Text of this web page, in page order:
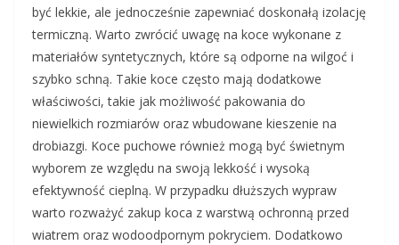
być lekkie, ale jednocześnie zapewniać doskonałą izolację
termiczną. Warto zwrócić uwagę na koce wykonane z
materiałów syntetycznych, które są odporne na wilgoć i
szybko schną. Takie koce często mają dodatkowe
właściwości, takie jak możliwość pakowania do
niewielkich rozmiarów oraz wbudowane kieszenie na
drobiazgi. Koce puchowe również mogą być świetnym
wyborem ze względu na swoją lekkość i wysoką
efektywność cieplną. W przypadku dłuższych wypraw
warto rozważyć zakup koca z warstwą ochronną przed
wiatrem oraz wodoodpornym pokryciem. Dodatkowo